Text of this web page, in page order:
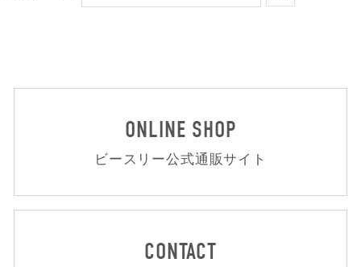
ONLINE SHOP
ビースリー公式通販サイト
CONTACT